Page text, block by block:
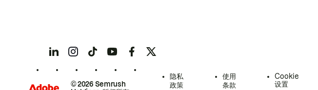
© 2026 Semrush
隐私
政策
使用
条款
Cookie
设置